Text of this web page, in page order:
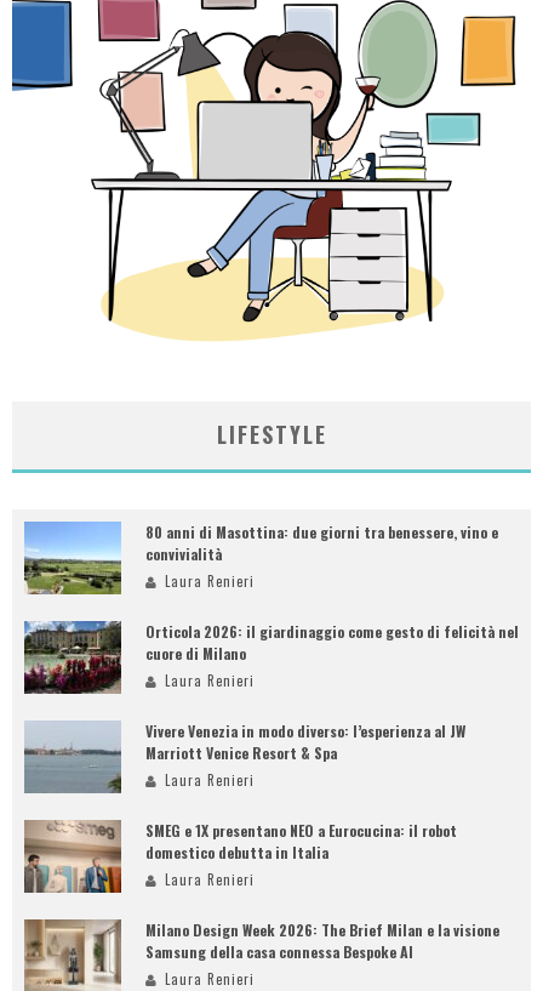
LIFESTYLE
80 anni di Masottina: due giorni tra benessere, vino e
convivialità
Laura Renieri
Orticola 2026: il giardinaggio come gesto di felicità nel
cuore di Milano
Laura Renieri
Vivere Venezia in modo diverso: l’esperienza al JW
Marriott Venice Resort & Spa
Laura Renieri
SMEG e 1X presentano NEO a Eurocucina: il robot
domestico debutta in Italia
Laura Renieri
Milano Design Week 2026: The Brief Milan e la visione
Samsung della casa connessa Bespoke AI
Laura Renieri